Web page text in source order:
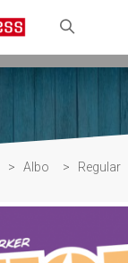
Registrati
> Albo > Regular